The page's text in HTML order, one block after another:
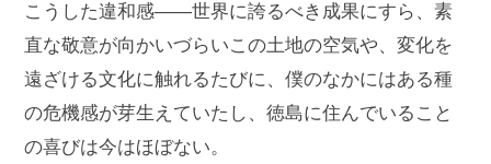
こうした違和感――世界に誇るべき成果にすら、素
直な敬意が向かいづらいこの土地の空気や、変化を
遠ざける文化に触れるたびに、僕のなかにはある種
の危機感が芽生えていたし、徳島に住んでいること
の喜びは今はほぼない。